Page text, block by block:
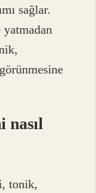
sağlar.
yatmadan
nasıl
tonik,